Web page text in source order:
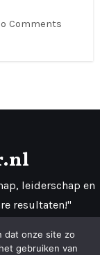
Comments
leiderschap en
resultaten!"
dat onze site zo
gebruiken van